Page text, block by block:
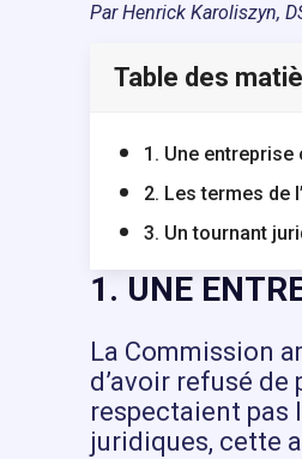
Par Henrick Karoliszyn,
Table des
1. Une
2. Les termes de
3. Un tournant
1. UNE
La Commission
d’avoir refusé
respectaient pas
juridiques, cette